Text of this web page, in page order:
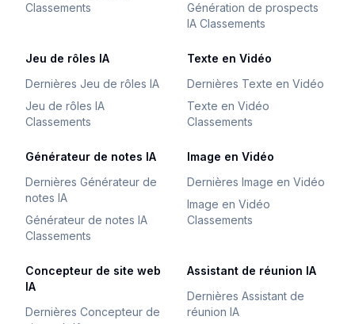
Classements
Génération de prospects
IA Classements
Jeu de rôles IA
Dernières Jeu de rôles IA
Jeu de rôles IA
Classements
Texte en Vidéo
Dernières Texte en Vidéo
Texte en Vidéo
Classements
Générateur de notes IA
Dernières Générateur de
notes IA
Générateur de notes IA
Classements
Image en Vidéo
Dernières Image en Vidéo
Image en Vidéo
Classements
Concepteur de site web
IA
Dernières Concepteur de
Assistant de réunion IA
Dernières Assistant de
réunion IA